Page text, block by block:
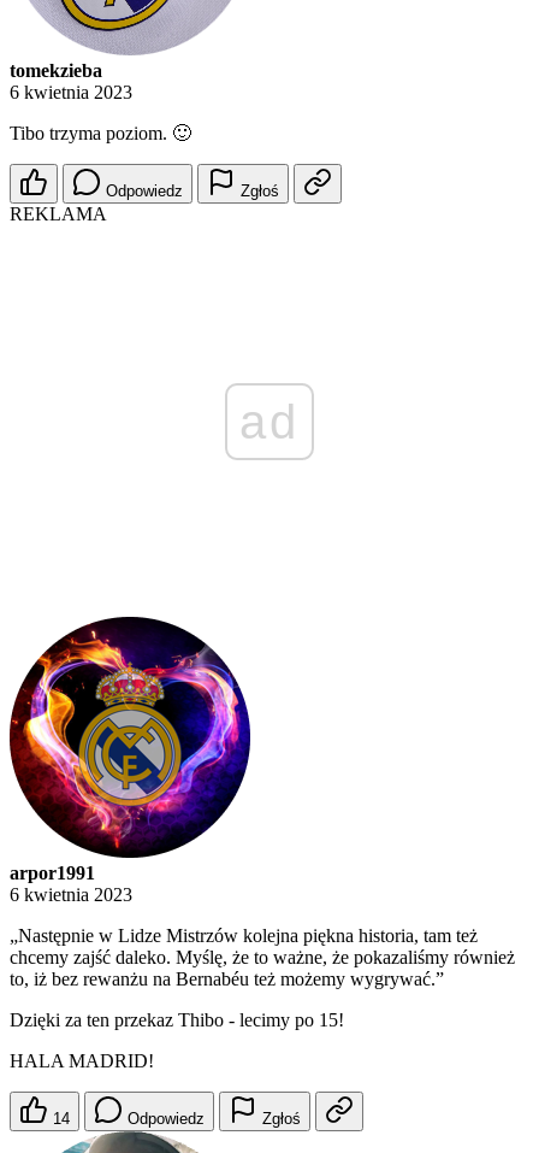
tomekzieba
6 kwietnia 2023
Tibo trzyma poziom. 🙂
Odpowiedz Zgłoś
REKLAMA
ad
arpor1991
6 kwietnia 2023
„Następnie w Lidze Mistrzów kolejna piękna historia, tam też
chcemy zajść daleko. Myślę, że to ważne, że pokazaliśmy również
to, iż bez rewanżu na Bernabéu też możemy wygrywać.”
Dzięki za ten przekaz Thibo - lecimy po 15!
HALA MADRID!
14 Odpowiedz Zgłoś